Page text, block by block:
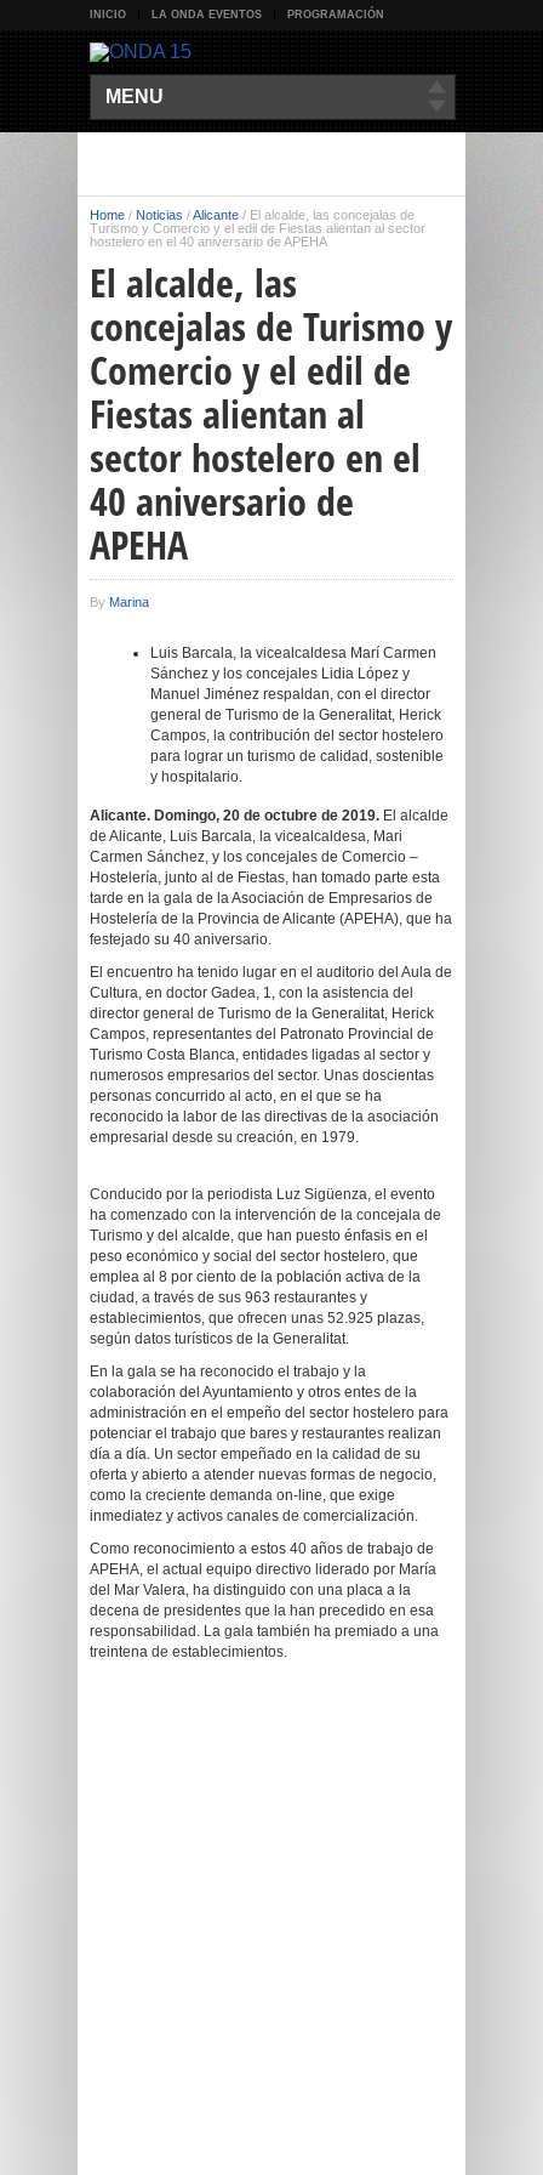
INICIO LA ONDA EVENTOS PROGRAMACIÓN
MENU
Home / Noticias /Alicante / El alcalde, las concejalas de
Turismo y Comercio y el edil de Fiestas alientan al sector
hostelero en el 40 aniversario de APEHA
El alcalde, las
concejalas de Turismo y
Comercio y el edil de
Fiestas alientan al
sector hostelero en el
40 aniversario de
APEHA
By Marina
Luis Barcala, la vicealcaldesa Marí Carmen
Sánchez y los concejales Lidia López y
Manuel Jiménez respaldan, con el director
general de Turismo de la Generalitat, Herick
Campos, la contribución del sector hostelero
para lograr un turismo de calidad, sostenible
y hospitalario.
Alicante. Domingo, 20 de octubre de 2019. El alcalde
de Alicante, Luis Barcala, la vicealcaldesa, Mari
Carmen Sánchez, y los concejales de Comercio –
Hostelería, junto al de Fiestas, han tomado parte esta
tarde en la gala de la Asociación de Empresarios de
Hostelería de la Provincia de Alicante (APEHA), que ha
festejado su 40 aniversario.
El encuentro ha tenido lugar en el auditorio del Aula de
Cultura, en doctor Gadea, 1, con la asistencia del
director general de Turismo de la Generalitat, Herick
Campos, representantes del Patronato Provincial de
Turismo Costa Blanca, entidades ligadas al sector y
numerosos empresarios del sector. Unas doscientas
personas concurrido al acto, en el que se ha
reconocido la labor de las directivas de la asociación
empresarial desde su creación, en 1979.
Conducido por la periodista Luz Sigüenza, el evento
ha comenzado con la intervención de la concejala de
Turismo y del alcalde, que han puesto énfasis en el
peso económico y social del sector hostelero, que
emplea al 8 por ciento de la población activa de la
ciudad, a través de sus 963 restaurantes y
establecimientos, que ofrecen unas 52.925 plazas,
según datos turísticos de la Generalitat.
En la gala se ha reconocido el trabajo y la
colaboración del Ayuntamiento y otros entes de la
administración en el empeño del sector hostelero para
potenciar el trabajo que bares y restaurantes realizan
día a día. Un sector empeñado en la calidad de su
oferta y abierto a atender nuevas formas de negocio,
como la creciente demanda on-line, que exige
inmediatez y activos canales de comercialización.
Como reconocimiento a estos 40 años de trabajo de
APEHA, el actual equipo directivo liderado por María
del Mar Valera, ha distinguido con una placa a la
decena de presidentes que la han precedido en esa
responsabilidad. La gala también ha premiado a una
treintena de establecimientos.